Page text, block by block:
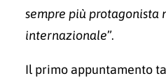
sempre più protagonista
internazionale”.
Il primo appuntamento